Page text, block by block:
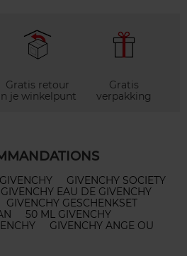
Gratis retour
je winkelpunt
Gratis
verpakking
GIVENCHY SOCIETY
GIVENCHY EAU DE GIVENCHY
GIVENCHY GESCHENKSET
50 ML GIVENCHY
GIVENCHY ANGE OU